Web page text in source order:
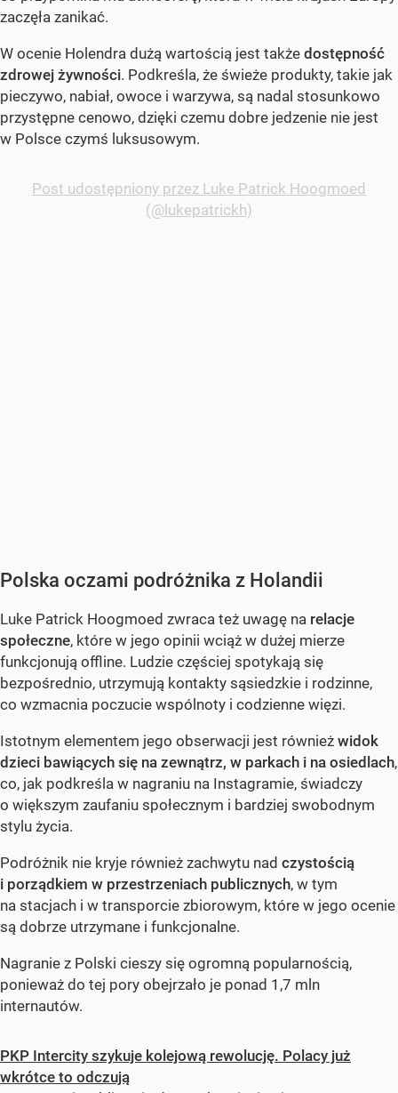
zaczęła zanikać.
W ocenie Holendra dużą wartością jest także dostępność
zdrowej żywności. Podkreśla, że świeże produkty, takie jak
pieczywo, nabiał, owoce i warzywa, są nadal stosunkowo
przystępne cenowo, dzięki czemu dobre jedzenie nie jest
w Polsce czymś luksusowym.
Post udostępniony przez Luke Patrick Hoogmoed
(@lukepatrickh)
Polska oczami podróżnika z Holandii
Luke Patrick Hoogmoed zwraca też uwagę na relacje
społeczne, które w jego opinii wciąż w dużej mierze
funkcjonują offline. Ludzie częściej spotykają się
bezpośrednio, utrzymują kontakty sąsiedzkie i rodzinne,
co wzmacnia poczucie wspólnoty i codzienne więzi.
Istotnym elementem jego obserwacji jest również widok
dzieci bawiących się na zewnątrz, w parkach i na osiedlach,
co, jak podkreśla w nagraniu na Instagramie, świadczy
o większym zaufaniu społecznym i bardziej swobodnym
stylu życia.
Podróżnik nie kryje również zachwytu nad czystością
i porządkiem w przestrzeniach publicznych, w tym
na stacjach i w transporcie zbiorowym, które w jego ocenie
są dobrze utrzymane i funkcjonalne.
Nagranie z Polski cieszy się ogromną popularnością,
ponieważ do tej pory obejrzało je ponad 1,7 mln
internautów.
PKP Intercity szykuje kolejową rewolucję. Polacy już
wkrótce to odczują